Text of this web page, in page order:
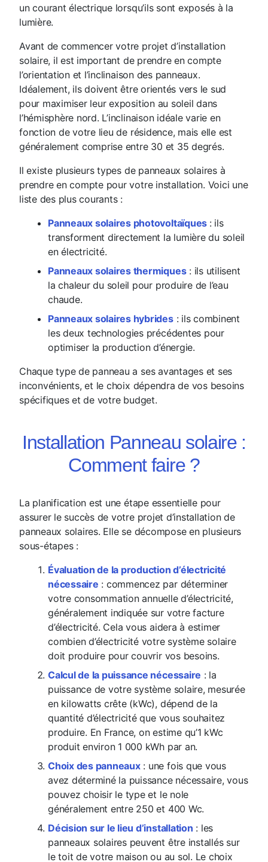
un courant électrique lorsqu’ils sont exposés à la
lumière.
Avant de commencer votre projet d’installation
solaire, il est important de prendre en compte
l’orientation et l’inclinaison des panneaux.
Idéalement, ils doivent être orientés vers le sud
pour maximiser leur exposition au soleil dans
l’hémisphère nord. L’inclinaison idéale varie en
fonction de votre lieu de résidence, mais elle est
généralement comprise entre 30 et 35 degrés.
Il existe plusieurs types de panneaux solaires à
prendre en compte pour votre installation. Voici une
liste des plus courants :
Panneaux solaires photovoltaïques : ils
transforment directement la lumière du soleil
en électricité.
Panneaux solaires thermiques: ils utilisent
la chaleur du soleil pour produire de l’eau
chaude.
Panneaux solaires hybrides: ils combinent
les deux technologies précédentes pour
optimiser la production d’énergie.
Chaque type de panneau a ses avantages et ses
inconvénients, et le choix dépendra de vos besoins
spécifiques et de votre budget.
Installation Panneau solaire :
Comment faire ?
La planification est une étape essentielle pour
assurer le succès de votre projet d’installation de
panneaux solaires. Elle se décompose en plusieurs
sous-étapes :
Évaluation de la production d’électricité
nécessaire : commencez par déterminer
votre consommation annuelle d’électricité,
généralement indiquée sur votre facture
d’électricité. Cela vous aidera à estimer
combien d’électricité votre système solaire
doit produire pour couvrir vos besoins.
Calcul de la puissance nécessaire : la
puissance de votre système solaire, mesurée
en kilowatts crête (kWc), dépend de la
quantité d’électricité que vous souhaitez
produire. En France, on estime qu’1 kWc
produit environ 1 000 kWh par an.
Choix des panneaux: une fois que vous
avez déterminé la puissance nécessaire, vous
pouvez choisir le type et le nole
généralement entre 250 et 400 Wc.
Décision sur le lieu d’installation : les
panneaux solaires peuvent être installés sur
le toit de votre maison ou au sol. Le choix